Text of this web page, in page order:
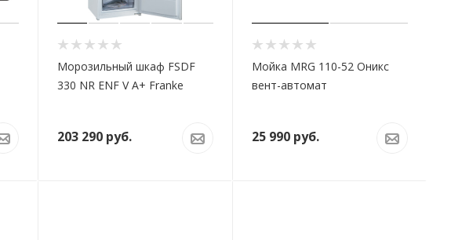
Морозильный шкаф FSDF
330 NR ENF V A+ Franke
203 290руб.
Мойка MRG 110-52 Оникс
вент-автомат
25 990руб.